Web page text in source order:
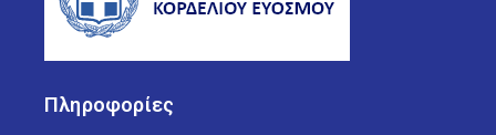
Πληροφορίες